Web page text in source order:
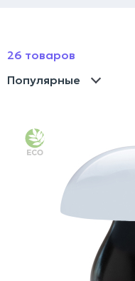
26 товаров
Популярные